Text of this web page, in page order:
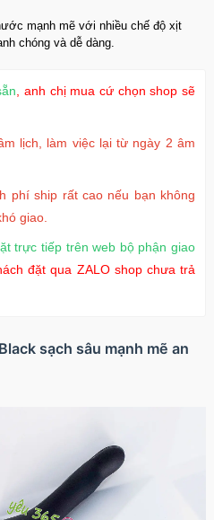
mạnh mẽ với nhiều chế độ xịt
chóng và dễ dàng.
, anh chị mua cứ chọn shop sẽ
lịch, làm việc lại từ ngày 2 âm
phí ship rất cao nếu bạn không
giao.
trực tiếp trên web bộ phận giao
đặt qua ZALO shop chưa trả
sạch sâu mạnh mẽ an